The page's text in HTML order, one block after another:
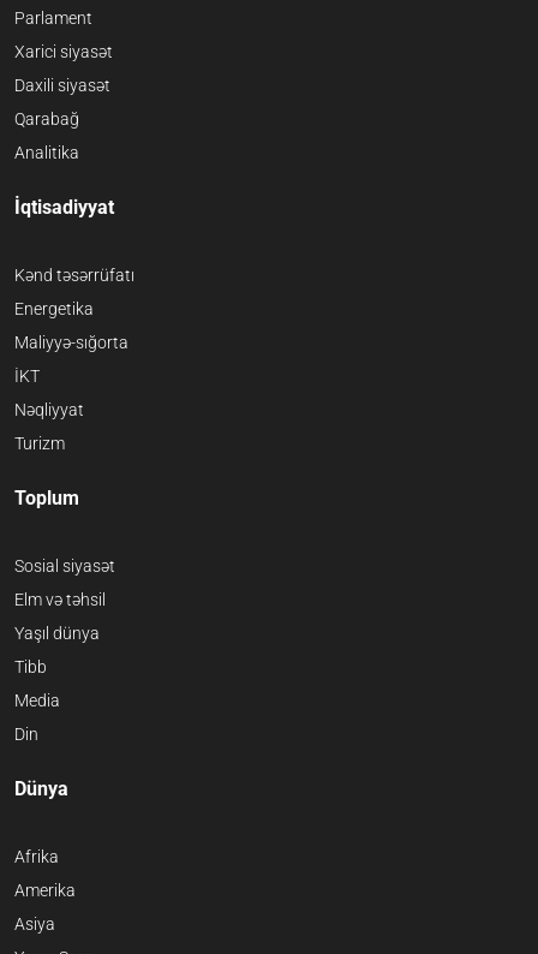
Parlament
Xarici siyasət
Daxili siyasət
Qarabağ
Analitika
İqtisadiyyat
Kənd təsərrüfatı
Energetika
Maliyyə-sığorta
İKT
Nəqliyyat
Turizm
Toplum
Sosial siyasət
Elm və təhsil
Yaşıl dünya
Tibb
Media
Din
Dünya
Afrika
Amerika
Asiya